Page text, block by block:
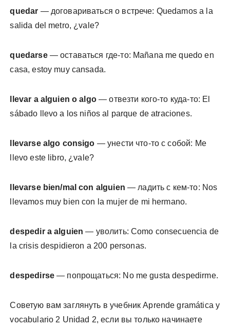
quedar — договариваться о встрече: Quedamos a la
salida del metro, ¿vale?
quedarse— оставаться где-то: Mañana me quedo en
casa, estoy muy cansada.
llevar a alguien o algo— отвезти кого-то куда-то: El
sábado llevo a los niños al parque de atraciones.
llevarse algo consigo — унести что-то с собой: Me
llevo este libro, ¿vale?
llevarse bien/mal con alguien — ладить с кем-то: Nos
llevamos muy bien con la mujer de mi hermano.
despedir a alguien — уволить: Como consecuencia de
la crisis despidieron a 200 personas.
despedirse— попрощаться: No me gusta despedirme.
Советую вам заглянуть в учебник Aprende gramática y
vocabulario 2 Unidad 2, если вы только начинаете